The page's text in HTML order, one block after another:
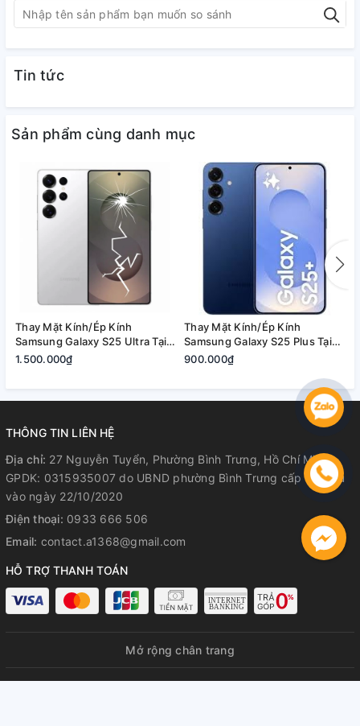
Tin tức
Sản phẩm cùng danh mục
Thay Mặt Kính/Ép Kính
Samsung Galaxy S25 Ultra Tại
Quận 2, Tp. Thủ Đức | Bảo
1.500.000₫
Thay Mặt Kính/Ép Kính
Samsung Galaxy S25 Plus Tại
Quận 2, Tp. Thủ Đức | Bảo
900.000₫
THÔNG TIN LIÊN HỆ
Địa chỉ: 27 Nguyễn Tuyển, Phường Bình Trưng, Hồ Chí Minh
GPDK: 0315935007 do UBND phường Bình Trưng cấp lần đầu
vào ngày 22/10/2020
Điện thoại: 0933 666 506
Email: contact.a1368@gmail.com
HỖ TRỢ THANH TOÁN
Mở rộng chân trang